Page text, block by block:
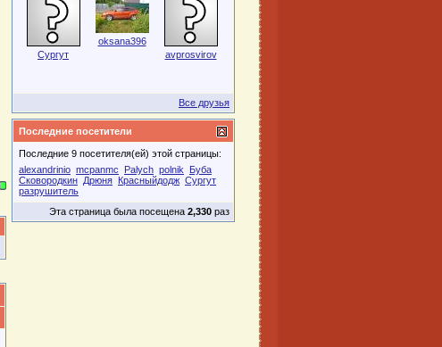
Сургут
oksana396
avprosvirov
Все друзья
Последние посетители
Последние 9 посетителя(ей) этой страницы:
alexandrinio mcpanmc Palych polnik
Буба
Сковородкин Дрюня Красныйдодж Сургут
разрушитель
Эта страница была посещена 2,330 раз